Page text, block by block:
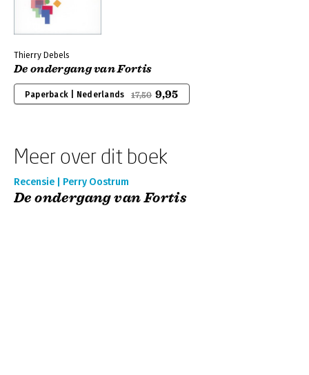
Thierry Debels
De ondergang van Fortis
Paperback | Nederlands 17,50 9,95
Meer over dit boek
Recensie | Perry Oostrum
De ondergang van Fortis